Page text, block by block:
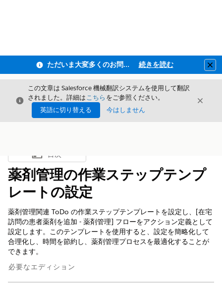
ただいま大変多くのお問い合わせをいただいており、ご連絡までにお時間を頂戴しております 続きを読む
閉じる
この文章は Salesforce 機械翻訳システムを使用して翻訳
されました。詳細はこちら をご参照ください。
英語に切り替える
今はしません
閉じる
目次を表示
目次
薬剤管理の作業ステップテンプ
レートの設定
薬剤管理関連 ToDo の作業ステップテンプレートを設定し、[在宅
訪問の患者薬剤を追加 - 薬剤管理] フローをアクション定義として
設定します。このテンプレートを使用すると、設定を簡略化して
合理化し、時間を節約し、薬剤管理プロセスを最適化することが
できます。
必要なエディション